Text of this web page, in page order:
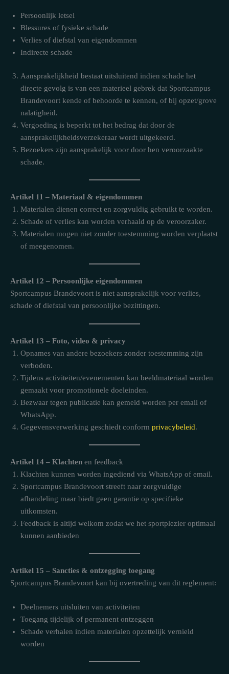
Persoonlijk letsel
Blessures of fysieke schade
Verlies of diefstal van eigendommen
Indirecte schade
Aansprakelijkheid bestaat uitsluitend indien schade het
directe gevolg is van een materieel gebrek dat Sportcampus
Brandevoort kende of behoorde te kennen, of bij opzet/grove
nalatigheid.
Vergoeding is beperkt tot het bedrag dat door de
aansprakelijkheidsverzekeraar wordt uitgekeerd.
Bezoekers zijn aansprakelijk voor door hen veroorzaakte
schade.
Artikel 11 – Materiaal & eigendommen
Materialen dienen correct en zorgvuldig gebruikt te worden.
Schade of verlies kan worden verhaald op de veroorzaker.
Materialen mogen niet zonder toestemming worden verplaatst
of meegenomen.
Artikel 12 – Persoonlijke eigendommen
Sportcampus Brandevoort is niet aansprakelijk voor verlies,
schade of diefstal van persoonlijke bezittingen.
Artikel 13 – Foto, video & privacy
Opnames van andere bezoekers zonder toestemming zijn
verboden.
Tijdens activiteiten/evenementen kan beeldmateriaal worden
gemaakt voor promotionele doeleinden.
Bezwaar tegen publicatie kan gemeld worden per email of
WhatsApp.
Gegevensverwerking geschiedt conform privacybeleid.
Artikel 14 – Klachten en feedback
Klachten kunnen worden ingediend via WhatsApp of email.
Sportcampus Brandevoort streeft naar zorgvuldige
afhandeling maar biedt geen garantie op specifieke
uitkomsten.
Feedback is altijd welkom zodat we het sportplezier optimaal
kunnen aanbieden
Artikel 15 – Sancties & ontzegging toegang
Sportcampus Brandevoort kan bij overtreding van dit reglement:
Deelnemers uitsluiten van activiteiten
Toegang tijdelijk of permanent ontzeggen
Schade verhalen indien materialen opzettelijk vernield
worden